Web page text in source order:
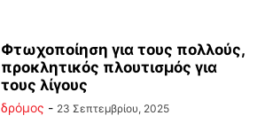
Φτωχοποίηση για τους πολλούς,
προκλητικός πλουτισμός για
τους λίγους
δρόμος - 23 Σεπτεμβρίου, 2025